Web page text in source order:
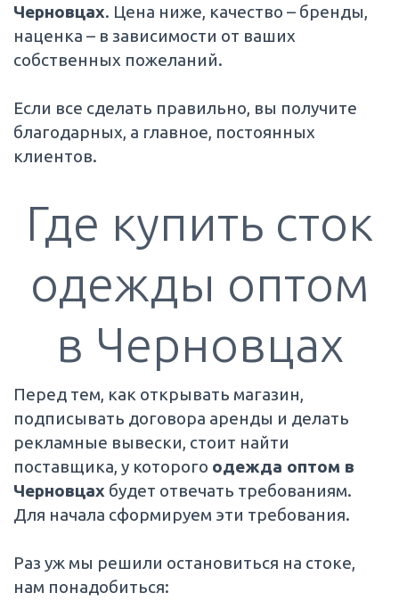
Черновцах. Цена ниже, качество – бренды,
наценка – в зависимости от ваших
собственных пожеланий.
Если все сделать правильно, вы получите
благодарных, а главное, постоянных
клиентов.
Где купить сток
одежды оптом
в Черновцах
Перед тем, как открывать магазин,
подписывать договора аренды и делать
рекламные вывески, стоит найти
поставщика, у которого одежда оптом в
Черновцах будет отвечать требованиям.
Для начала сформируем эти требования.
Раз уж мы решили остановиться на стоке,
нам понадобиться: